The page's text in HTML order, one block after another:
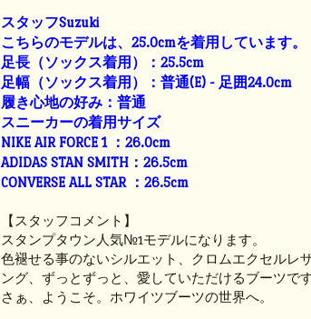
スタッフSuzuki
こちらのモデルは、25.0cmを着用しています。
足長（ソックス着用）：25.5cm
足幅（ソックス着用）：普通(E) - 足囲24.0cm
履き心地の好み：普通
スニーカーの着用サイズ
NIKE AIR FORCE 1 ：26.0cm
ADIDAS STAN SMITH：26.5cm
CONVERSE ALL STAR ：26.5cm
【スタッフコメント】
スタンプタウン人気№1モデルになります。
色褪せる事のないシルエット、クロムエクセルレ
ング、ずっとずっと、愛していただけるブーツです
さぁ、ようこそ。ホワイツブーツの世界へ。